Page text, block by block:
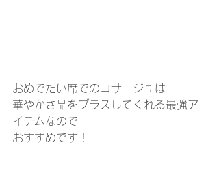
おめでたい席でのコサージュは
華やかさ品をプラスしてくれる最強ア
イテムなので
おすすめです！